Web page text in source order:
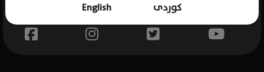
English کوردی